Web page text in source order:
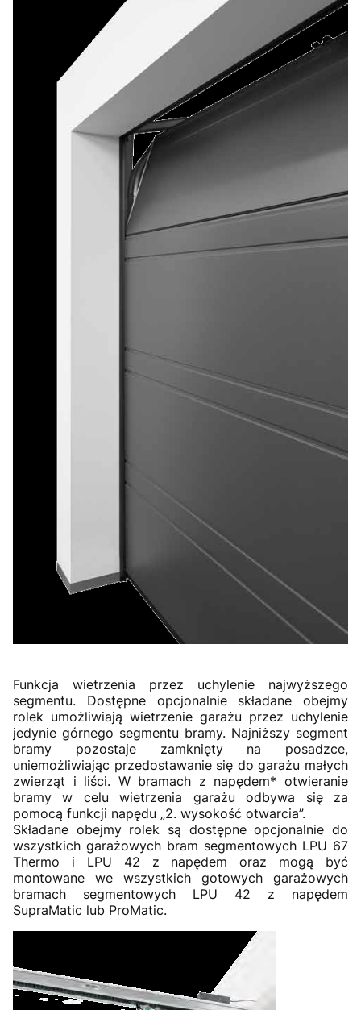
Funkcja wietrzenia przez uchylenie najwyższego
segmentu. Dostępne opcjonalnie składane obejmy
rolek umożliwiają wietrzenie garażu przez uchylenie
jedynie górnego segmentu bramy. Najniższy segment
bramy pozostaje zamknięty na posadzce,
uniemożliwiając przedostawanie się do garażu małych
zwierząt i liści. W bramach z napędem* otwieranie
bramy w celu wietrzenia garażu odbywa się za
pomocą funkcji napędu „2. wysokość otwarcia”.
Składane obejmy rolek są dostępne opcjonalnie do
wszystkich garażowych bram segmentowych LPU 67
Thermo i LPU 42 z napędem oraz mogą być
montowane we wszystkich gotowych garażowych
bramach segmentowych LPU 42 z napędem
SupraMatic lub ProMatic.